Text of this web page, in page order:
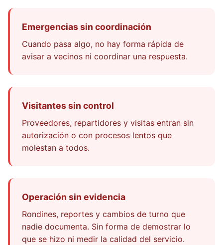
Emergencias sin coordinación
Cuando pasa algo, no hay forma rápida de
avisar a vecinos ni coordinar una respuesta.
Visitantes sin control
Proveedores, repartidores y visitas entran sin
autorización o con procesos lentos que
molestan a todos.
Operación sin evidencia
Rondines, reportes y cambios de turno que
nadie documenta. Sin forma de demostrar lo
que se hizo ni medir la calidad del servicio.